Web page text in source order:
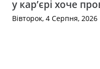
у кар’єрі хоче
Вівторок, 4 Серпня, 2026